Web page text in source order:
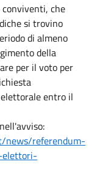
che
si trovino
di almeno
della
per il voto per
entro il
news/referendum-
elettori-